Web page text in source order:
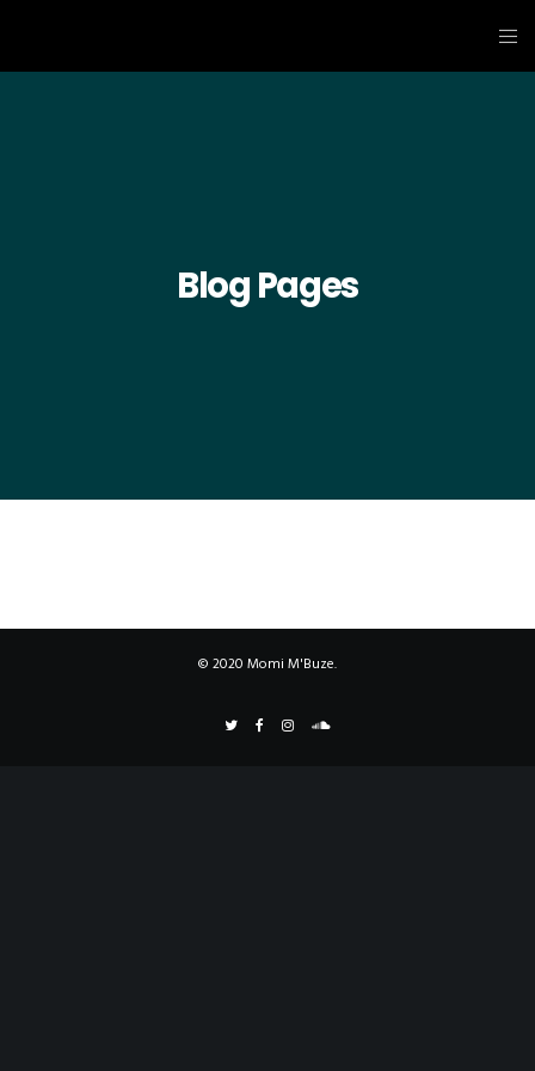
Blog Pages
© 2020 Momi M'Buze.